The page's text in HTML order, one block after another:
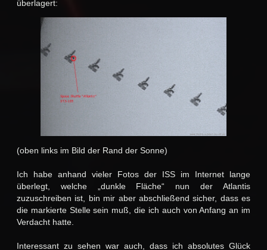
überlagert:
(oben links im Bild der Rand der Sonne)
Ich habe anhand vieler Fotos der ISS im Internet lange
überlegt, welche „dunkle Fläche“ nun der Atlantis
zuzuschreiben ist, bin mir aber abschließend sicher, dass es
die markierte Stelle sein muß, die ich auch von Anfang an im
Verdacht hatte.
Interessant zu sehen war auch, dass ich absolutes Glück